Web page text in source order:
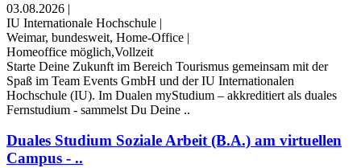
03.08.2026 |
IU Internationale Hochschule |
Weimar, bundesweit, Home-Office |
Homeoffice möglich,Vollzeit
Starte Deine Zukunft im Bereich Tourismus gemeinsam mit der
Spaß im Team Events GmbH und der IU Internationalen
Hochschule (IU). Im Dualen myStudium – akkreditiert als duales
Fernstudium - sammelst Du Deine ..
Duales Studium Soziale Arbeit (B.A.) am virtuellen
Campus - ..